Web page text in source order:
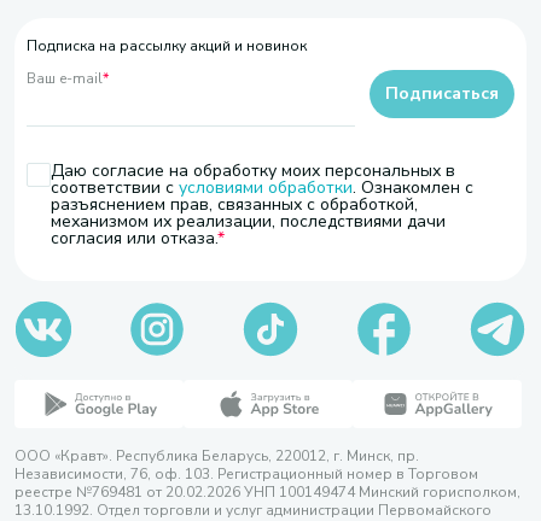
Подписка на рассылку акций и новинок
Ваш e-mail*
Даю согласие на обработку моих персональных в
соответствии с условиями обработки. Ознакомлен с
разъяснением прав, связанных с обработкой,
механизмом их реализации, последствиями дачи
согласия или отказа.
Подписаться
ООО «Кравт». Республика Беларусь, 220012, г. Минск, пр.
Независимости, 76, оф. 103. Регистрационный номер в Торговом
реестре №769481 от 20.02.2026 УНП 100149474 Минский горисполком,
13.10.1992. Отдел торговли и услуг администрации Первомайского